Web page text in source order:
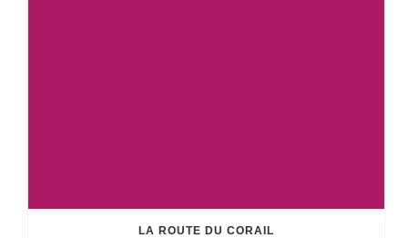
LA ROUTE DU CORAIL